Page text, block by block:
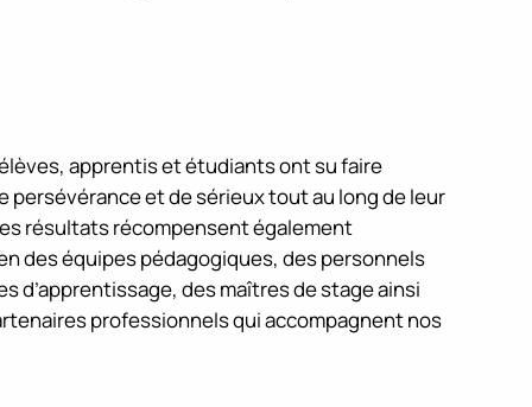
apprentis et étudiants ont su faire
persévérance et de sérieux tout au long de leur
résultats récompensent également
des équipes pédagogiques, des personnels
d’apprentissage, des maîtres de stage ainsi
professionnels qui accompagnent nos